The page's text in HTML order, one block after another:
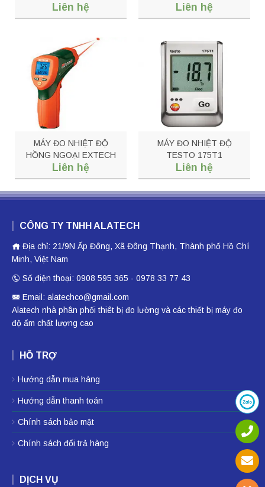
Liên hệ
FIRT1600 DATA
Liên hệ
MÁY ĐO NHIỆT ĐỘ
HỒNG NGOẠI EXTECH
42509
Liên hệ
MÁY ĐO NHIỆT ĐỘ
TESTO 175T1
Liên hệ
CÔNG TY TNHH ALATECH
Địa chỉ: 21/9N Ấp Đông, Xã Đông Thạnh, Thành phố Hồ Chí
Minh, Việt Nam
Số điện thoại: 0908 595 365 - 0978 33 77 43
Email: alatechco@gmail.com
Alatech nhà phân phối thiêt bị đo lường và các thiết bị máy đo
độ ẩm chất lượng cao
HỖ TRỢ
Hướng dẫn mua hàng
Hướng dẫn thanh toán
Chính sách bảo mật
Chính sách đổi trả hàng
DỊCH VỤ